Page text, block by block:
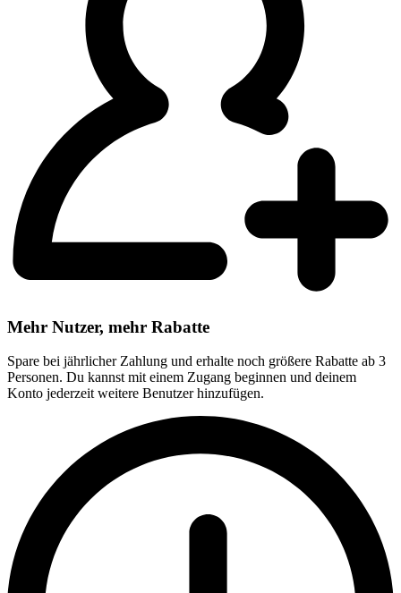
Mehr Nutzer, mehr Rabatte
Spare bei jährlicher Zahlung und erhalte noch größere Rabatte ab 3
Personen. Du kannst mit einem Zugang beginnen und deinem
Konto jederzeit weitere Benutzer hinzufügen.